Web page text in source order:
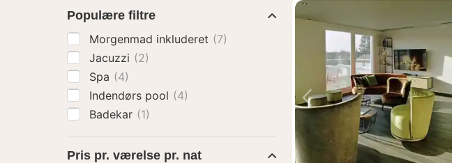
Forrige billede
Populære filtre
Morgenmad inkluderet (7)
Jacuzzi (2)
Spa (4)
Indendørs pool (4)
Badekar (1)
Pris pr. værelse pr. nat